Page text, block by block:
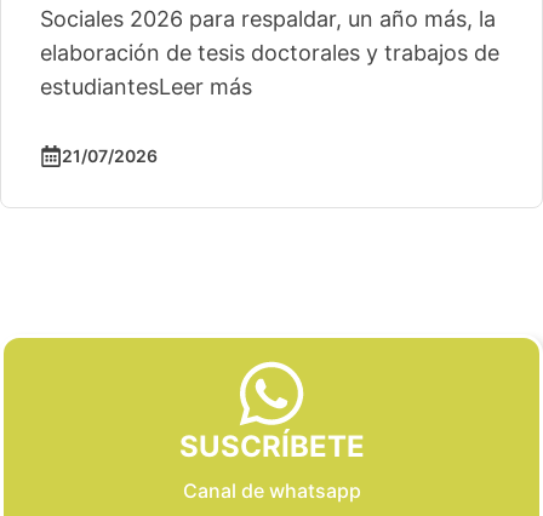
Sociales 2026 para respaldar, un año más, la
elaboración de tesis doctorales y trabajos de
estudiantesLeer más
21/07/2026
SUSCRÍBETE
Canal de whatsapp